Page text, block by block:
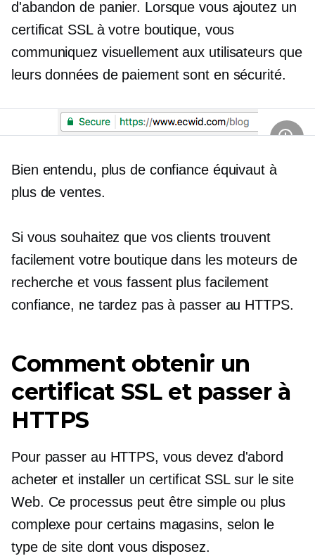
d'abandon de panier. Lorsque vous ajoutez un
certificat SSL à votre boutique, vous
communiquez visuellement aux utilisateurs que
leurs données de paiement sont en sécurité.
Bien entendu, plus de confiance équivaut à
plus de ventes.
Si vous souhaitez que vos clients trouvent
facilement votre boutique dans les moteurs de
recherche et vous fassent plus facilement
confiance, ne tardez pas à passer au HTTPS.
Comment obtenir un
certificat SSL et passer à
HTTPS
Pour passer au HTTPS, vous devez d'abord
acheter et installer un certificat SSL sur le site
Web. Ce processus peut être simple ou plus
complexe pour certains magasins, selon le
type de site dont vous disposez.